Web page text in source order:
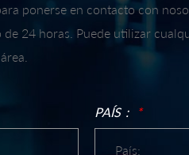
ponerse en contacto con
24 horas. Puede utilizar
PAÍS： *